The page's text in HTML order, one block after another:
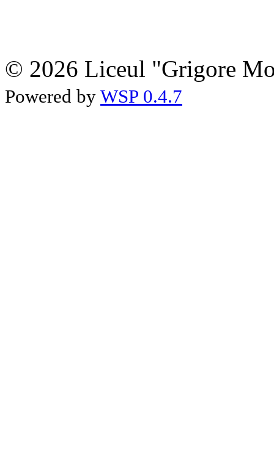
© 2026 Liceul "Grigore
Powered by WSP 0.4.7